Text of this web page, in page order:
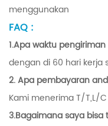
menggunakan
FAQ :
1.Apa waktu
dengan di 60 hari kerja
2. Apa pembayaran
Kami menerima T/T,L/C
3.Bagaimana saya